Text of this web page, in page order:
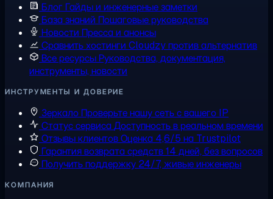
Блог Гайды и инженерные заметки
База знаний Пошаговые руководства
Новости Пресса и анонсы
Сравнить хостинги Cloudzy против альтернатив
Все ресурсыРуководства, документация,
инструменты, новости
ИНСТРУМЕНТЫ И ДОВЕРИЕ
Зеркало Проверьте нашу сеть с вашего IP
Статус сервисаДоступность в реальном времени
Отзывы клиентовОценка 4,6/5 на Trustpilot
Гарантия возврата средств14 дней, без вопросов
Получить поддержку 24/7, живые инженеры
КОМПАНИЯ